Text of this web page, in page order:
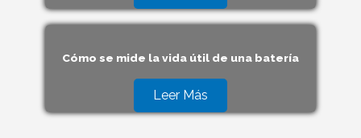
Cómo se mide la vida útil de una batería
Leer Más